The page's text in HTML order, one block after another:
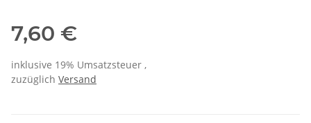
7,60 €
inklusive 19% Umsatzsteuer ,
zuzüglich Versand